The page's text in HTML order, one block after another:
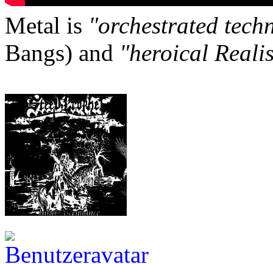
Metal is "orchestrated
Bangs) and "heroical